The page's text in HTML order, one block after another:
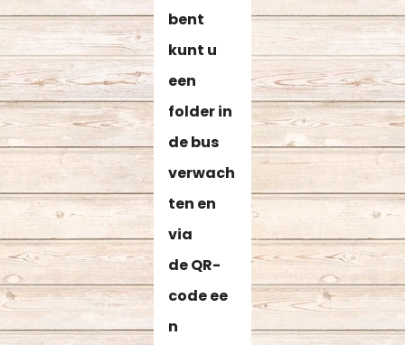
bent
kunt u
een
folder in
de bus
verwach
ten en
via
de QR-
code ee
n